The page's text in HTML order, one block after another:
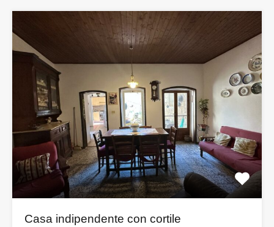
Casa indipendente con cortile